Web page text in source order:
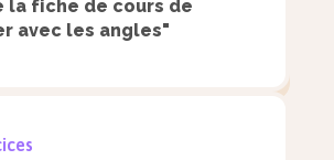
la fiche de cours de
avec les angles"